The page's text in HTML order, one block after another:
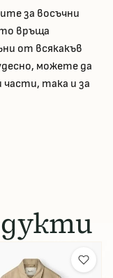
за восъчни
връща
от всякакъв
можете да
така и за